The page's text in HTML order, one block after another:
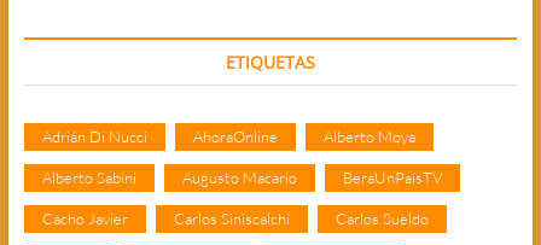
ETIQUETAS
Adrián Di Nucci AhoraOnline Alberto Moya
Alberto Sabini Augusto Macario BeraUnPaisTV
Cacho Javier Carlos Siniscalchi Carlos Sueldo